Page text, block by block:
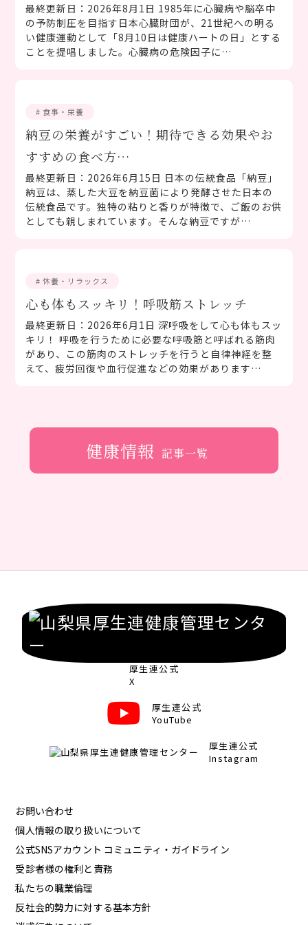
最終更新日：2026年8月1日 1985年に心臓病や脳卒中
の予防制圧を目指す日本心臓財団が、21世紀への明る
い健康運動として「8月10日は健康ハートの日」とする
ことを提唱しました。心臓病の危険因子に…
# 食事・栄養
納豆の栄養がすごい！期待できる効果やお
すすめの食べ方…
最終更新日：2026年6月15日 日本の伝統食品「納豆」
納豆は、蒸した大豆を納豆菌により発酵させた日本の
伝統食品です。独特の粘りと香りが特徴で、ご飯のお供
としても親しまれています。そんな納豆ですが…
# 休養・リラックス
心も体もスッキリ！呼吸筋ストレッチ
最終更新日：2026年6月1日 深呼吸をして心も体もスッ
キリ！ 呼吸を行うために必要な呼吸筋と呼ばれる筋肉
があり、この筋肉のストレッチを行うと自律神経を整
えて、疲労回復や血行促進などの効果があります…
健康情報 記事一覧
厚生連公式
X
厚生連公式
YouTube
厚生連公式
Instagram
お問い合わせ
個人情報の取り扱いについて
公式SNSアカウント コミュニティ・ガイドライン
受診者様の権利と責務
私たちの職業倫理
反社会的勢力に対する基本方針